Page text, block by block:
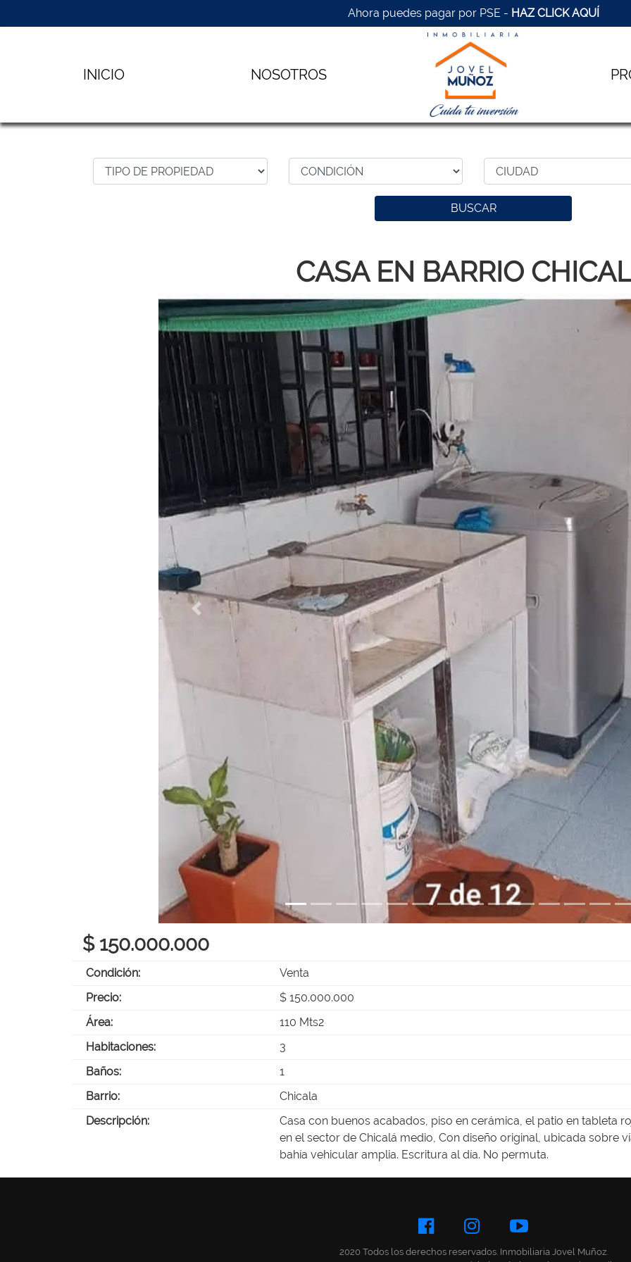
Ahora puedes pagar por PSE - HAZ CLICK AQUÍ
INICIO NOSOTROS
BUSCAR
CASA EN BARRIO
Previous
$ 150.000.000
Condición:
Venta
Precio:
$ 150.000.000
Área:
110 Mts2
Habitaciones:
3
Baños:
1
Barrio:
Chicala
Descripción:
Casa con buenos acabados, piso en cerámica, el patio en tableta
en el sector de Chicalá medio, Con diseño original, ubicada sobre
bahía vehicular amplia. Escritura al día. No permuta.
2020 Todos los derechos reservados. Inmobiliaria Jovel Muñoz.